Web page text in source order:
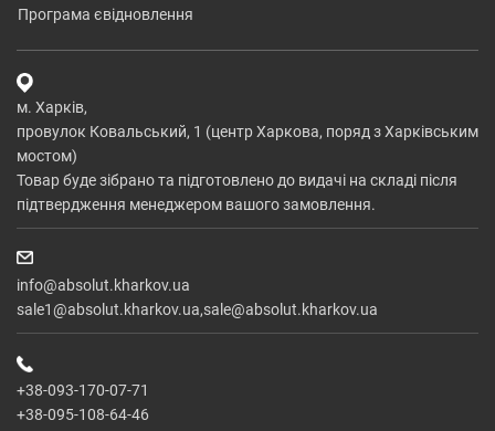
програма євідновлення
м. Харків,
провулок Ковальський, 1 (центр Харкова, поряд з Харківським
мостом)
Товар буде зібрано та підготовлено до видачі на складі після
підтвердження менеджером вашого замовлення.
info@absolut.kharkov.ua
sale1@absolut.kharkov.ua,sale@absolut.kharkov.ua
+38-093-170-07-71
+38-095-108-64-46